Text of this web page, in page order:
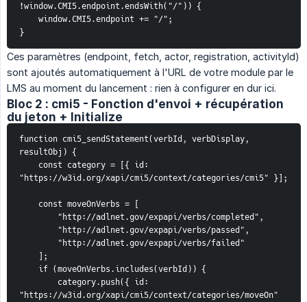
!window.CMI5.endpoint.endsWith("/")) {
window.CMI5.endpoint += "/";
}
Ces paramètres (endpoint, fetch, actor, registration, activityId)
sont ajoutés automatiquement à l'URL de votre module par le
LMS au moment du lancement : rien à configurer en dur ici.
Bloc 2 : cmi5 - Fonction d'envoi + récupération
du jeton + Initialize
function cmi5_sendStatement(verbId, verbDisplay,
resultObj) {
"https://w3id.org/xapi/cmi5/context/categories/cmi5" }];
const moveOnVerbs = [
"http://adlnet.gov/expapi/verbs/completed",
"http://adlnet.gov/expapi/verbs/passed",
"http://adlnet.gov/expapi/verbs/failed"
];
if (moveOnVerbs.includes(verbId)) {
"https://w3id.org/xapi/cmi5/context/categories/moveOn"